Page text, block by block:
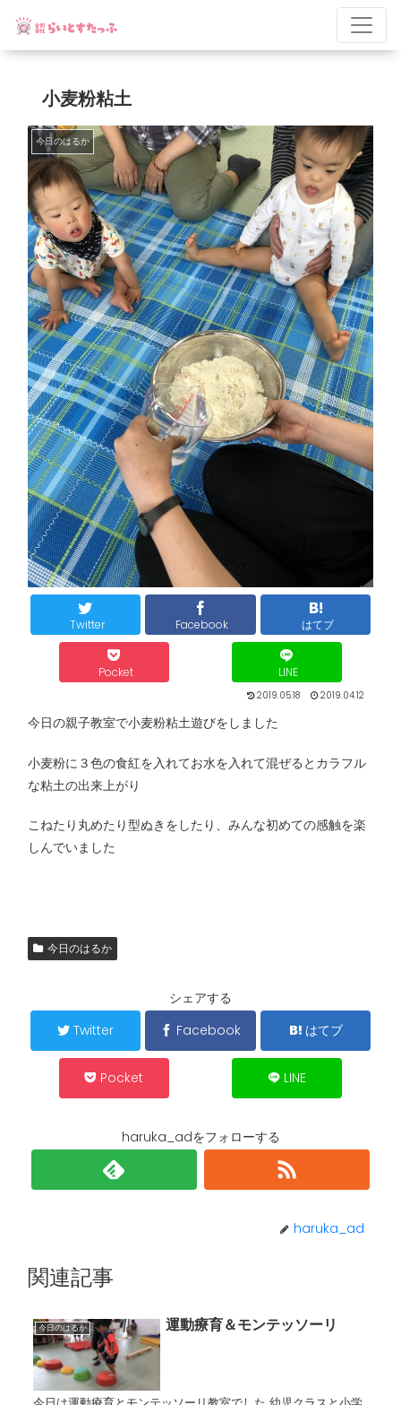
小麦粉粘土
今日のはるか
Twitter Facebook はてブ
Pocket LINE
2019.05.18 2019.04.12
今日の親子教室で小麦粉粘土遊びをしました
小麦粉に３色の食紅を入れてお水を入れて混ぜるとカラフル
な粘土の出来上がり
こねたり丸めたり型ぬきをしたり、みんな初めての感触を楽
しんでいました
今日のはるか
シェアする
Twitter
Facebook はてブ
Pocket LINE
haruka_adをフォローする
haruka_ad
関連記事
今日のはるか 運動療育＆モンテッソーリ